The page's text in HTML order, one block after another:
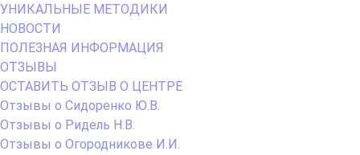
УНИКАЛЬНЫЕ МЕТОДИКИ
НОВОСТИ
ПОЛЕЗНАЯ ИНФОРМАЦИЯ
ОТЗЫВЫ
ОСТАВИТЬ ОТЗЫВ О ЦЕНТРЕ
Отзывы о Сидоренко Ю.В.
Отзывы о Ридель Н.В.
Отзывы о Огородникове И.И.